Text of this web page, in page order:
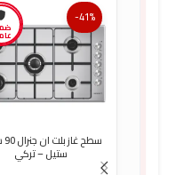
-41%
ستيل – تركي